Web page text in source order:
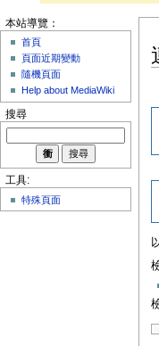
本站導覽：
首頁
頁面近期變動
隨機頁面
Help about MediaWiki
搜尋
工具:
特殊頁面